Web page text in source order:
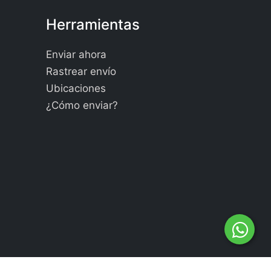
Herramientas
Enviar ahora
Rastrear envío
Ubicaciones
¿Cómo enviar?